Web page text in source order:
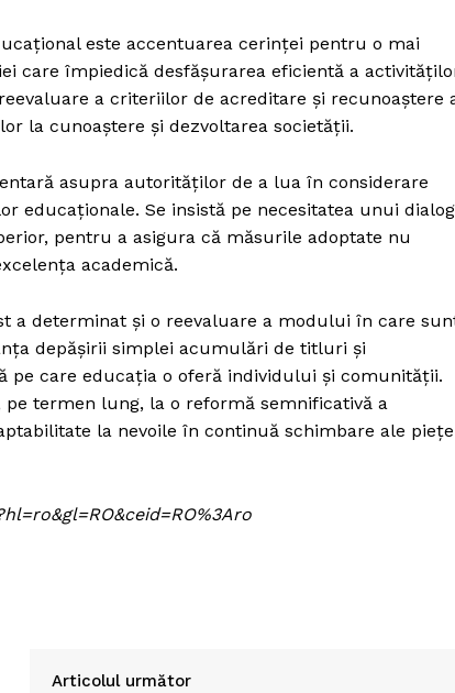
este accentuarea cerinței pentru o mai
care împiedică desfășurarea eficientă a
a criteriilor de acreditare și recunoaștere
la cunoaștere și dezvoltarea societății.
asupra autorităților de a lua în considerare
educaționale. Se insistă pe necesitatea unui dialog
pentru a asigura că măsurile adoptate nu
academică.
a determinat și o reevaluare a modului în care
depășirii simplei acumulări de titluri și
pe care educația o oferă individului și comunității.
termen lung, la o reformă semnificativă a
la nevoile în continuă schimbare ale
Articolul următor